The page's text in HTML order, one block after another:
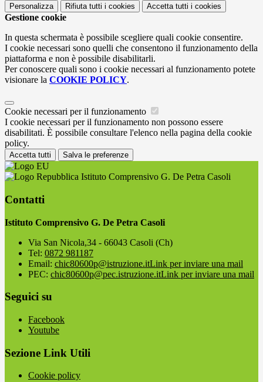
Personalizza Rifiuta tutti i cookies Accetta tutti i cookies
Gestione cookie
In questa schermata è possibile scegliere quali cookie consentire.
I cookie necessari sono quelli che consentono il funzionamento della
piattaforma e non è possibile disabilitarli.
Per conoscere quali sono i cookie necessari al funzionamento potete
visionare la COOKIE POLICY.
Cookie necessari per il funzionamento
I cookie necessari per il funzionamento non possono essere
disabilitati. È possibile consultare l'elenco nella pagina della cookie
policy.
Accetta tutti Salva le preferenze
Istituto Comprensivo G. De Petra Casoli
Contatti
Istituto Comprensivo G. De Petra Casoli
Via San Nicola,34 - 66043 Casoli (Ch)
Tel: 0872 981187
Email: chic80600p@istruzione.itLink per inviare una mail
PEC: chic80600p@pec.istruzione.itLink per inviare una mail
Seguici su
Facebook
Youtube
Sezione Link Utili
Cookie policy